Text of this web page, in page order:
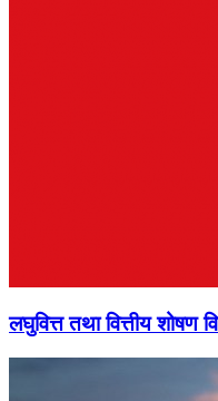
लघुवित्त तथा वित्तीय शोषण